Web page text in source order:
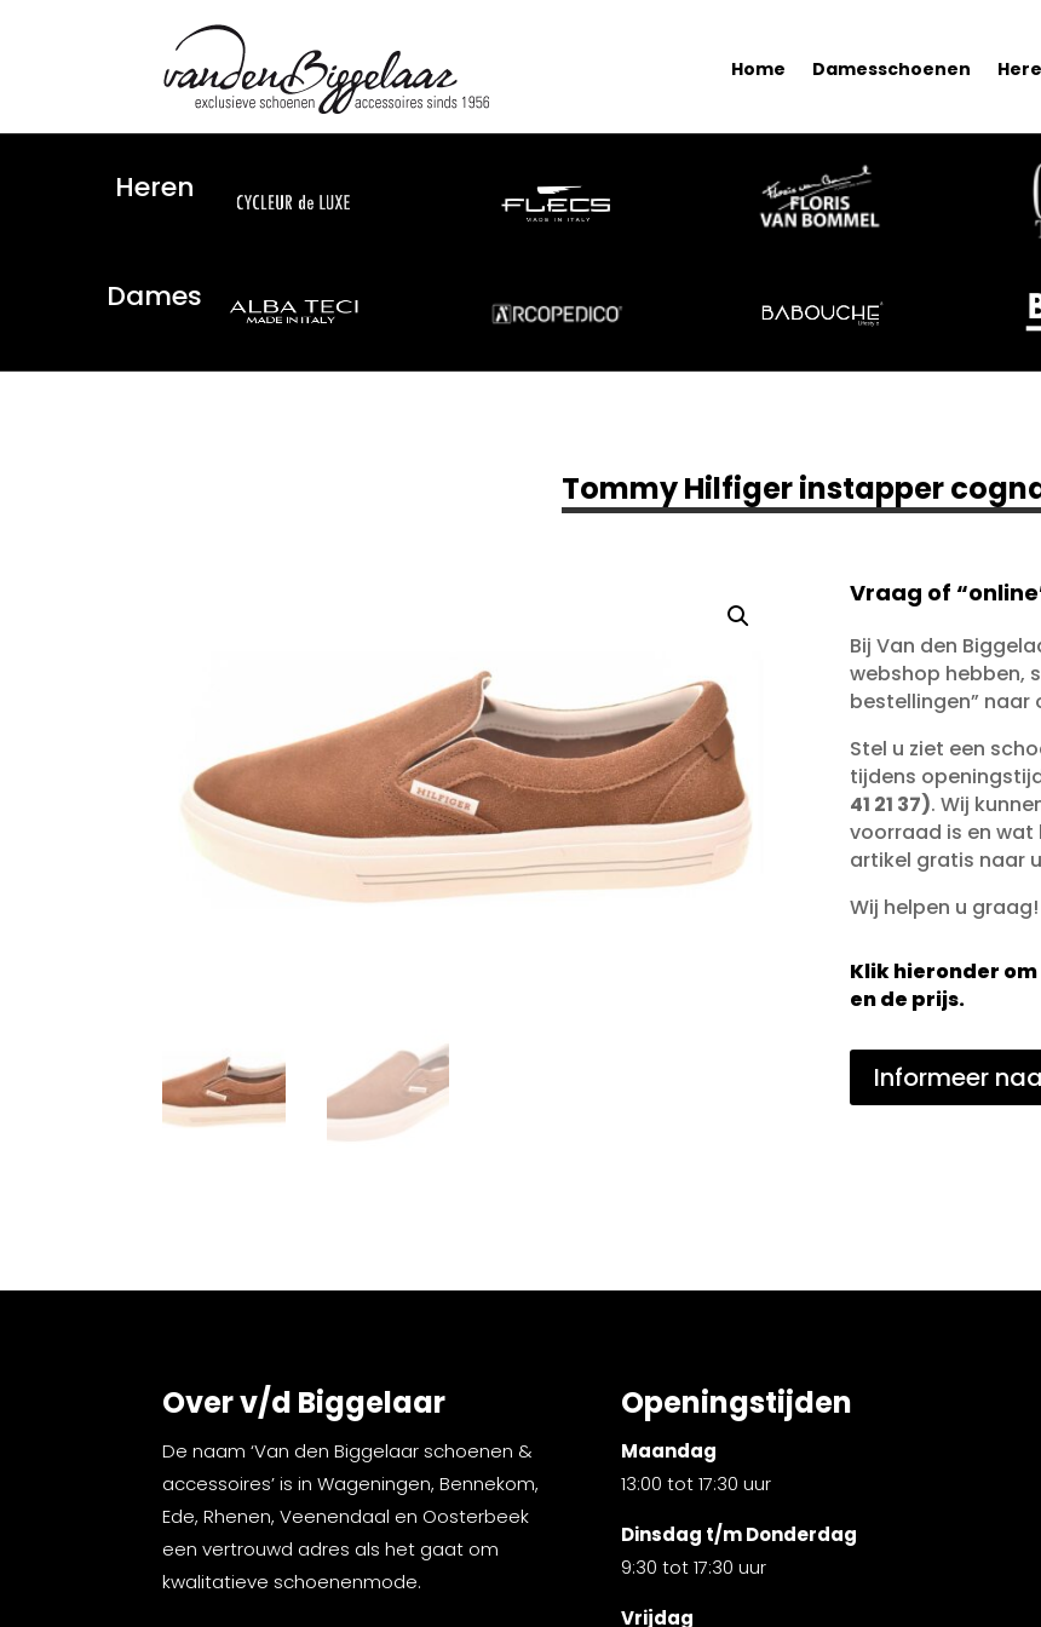
Home Damesschoenen
Heren
Dames
Tommy Hilfiger instapper
Vraag of
Bij Van den
webshop hebben,
bestellingen” naar
Stel u ziet een
tijdens
41 21 37). Wij
voorraad is en wat
artikel gratis naar
Wij helpen u graag!
Klik hieronder
en de prijs.
Informeer
Over v/d Biggelaar
De naam ‘Van den Biggelaar schoenen &
accessoires’ is in Wageningen, Bennekom,
Ede, Rhenen, Veenendaal en Oosterbeek
een vertrouwd adres als het gaat om
kwalitatieve schoenenmode.
Openingstijden
Maandag
13:00 tot 17:30 uur
Dinsdag t/m Donderdag
9:30 tot 17:30 uur
Vrijdag